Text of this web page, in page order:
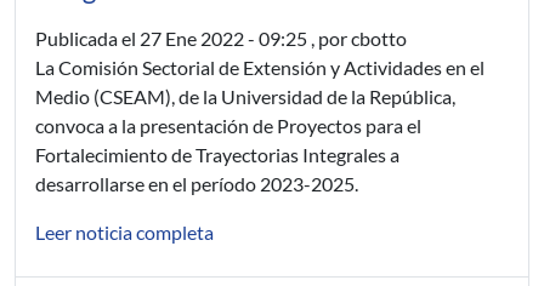
Publicada el 27 Ene 2022 - 09:25 , por cbotto
La Comisión Sectorial de Extensión y Actividades en el
Medio (CSEAM), de la Universidad de la República,
convoca a la presentación de Proyectos para el
Fortalecimiento de Trayectorias Integrales a
desarrollarse en el período 2023-2025.
Leer noticia completa